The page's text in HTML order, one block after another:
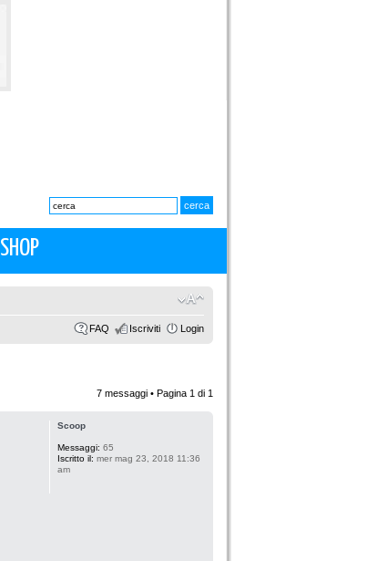
SHOP
FAQ Iscriviti Login
7 messaggi • Pagina 1 di 1
Scoop
Messaggi: 65
Iscritto il: mer mag 23, 2018 11:36
am